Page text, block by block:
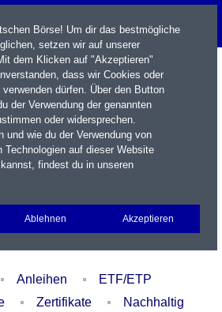
Portfolio Login
Anleihen
ETF/ETP
Zertifikate
Nachhaltig
Börse! Um dir das bestmögliche
setzen wir auf unserer
dem Klicken auf "Akzeptieren"
dass wir Cookies oder
dürfen. Über den Button
der Verwendung der genannten
oder widersprechen.
und wie du der Verwendung von
Technologien auf dieser Website
findest du in unseren
Ablehnen Akzeptieren